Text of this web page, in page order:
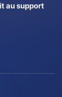
au support